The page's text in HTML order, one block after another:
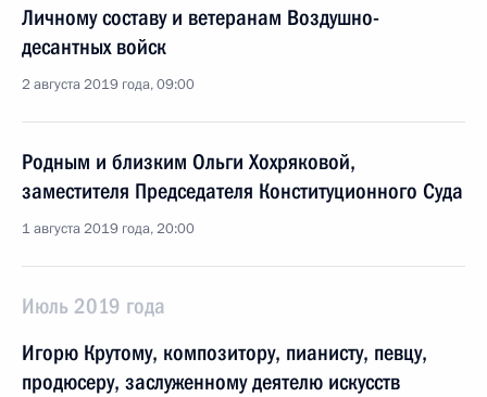
Личному составу и ветеранам Воздушно-
десантных войск
2 августа 2019 года, 09:00
Родным и близким Ольги Хохряковой,
заместителя Председателя Конституционного Суда
1 августа 2019 года, 20:00
Июль 2019 года
Игорю Крутому, композитору, пианисту, певцу,
продюсеру, заслуженному деятелю искусств